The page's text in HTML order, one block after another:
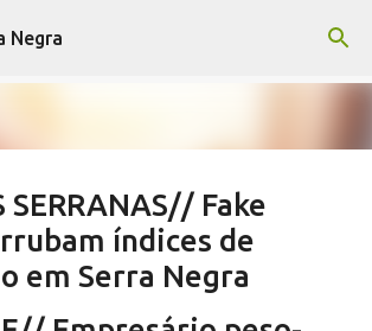
para o conteúdo principal
Negra
Fake
índices de
em Serra Negra